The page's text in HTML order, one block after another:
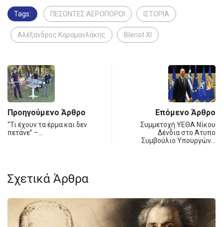
Tags: ΠΕΣΟΝΤΕΣ ΑΕΡΟΠΟΡΟΙ ΙΣΤΟΡΙΑ
Αλέξανδρος Καραμανλάκης Bleriot XI
Προηγούμενο Άρθρο
“Τι έχουν τα έρμα και δεν
πετάνε” –…
Επόμενο Άρθρο
Συμμετοχή ΥΕΘΑ Νίκου
Δένδια στο Άτυπο
Συμβούλιο Υπουργών…
Σχετικά Άρθρα